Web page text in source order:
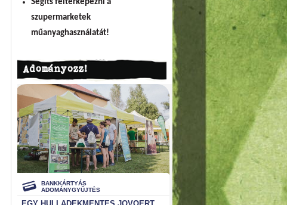
Segíts feltérképezni a
szupermarketek
műanyaghasználatát!
Adományozz!